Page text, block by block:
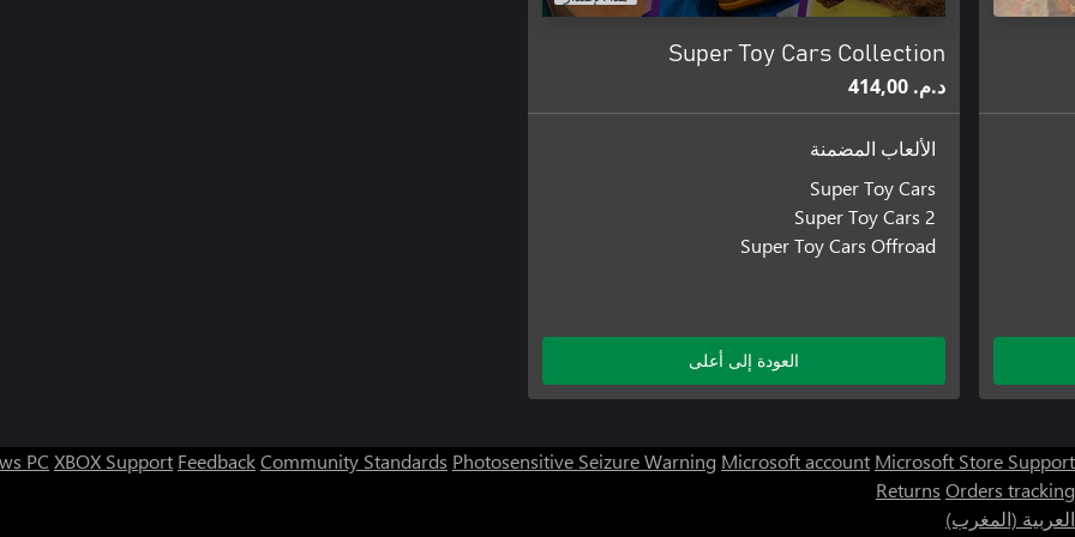
Super Toy Cars Collection
د.م.‏ 414,00
الألعاب المضمنة
Super Toy Cars
Super Toy Cars 2
Super Toy Cars Offroad
العودة إلى أعلى
PC XBOX Support FeedbackCommunity Standards Photosensitive Seizure Warning Microsoft account Microsoft Store Support
Returns Orders tracking
العربية (المغرب)